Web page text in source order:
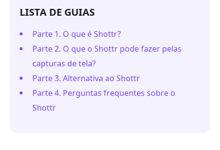
LISTA DE GUIAS
Parte 1. O que é Shottr?
Parte 2. O que o Shottr pode fazer pelas
capturas de tela?
Parte 3. Alternativa ao Shottr
Parte 4. Perguntas frequentes sobre o
Shottr